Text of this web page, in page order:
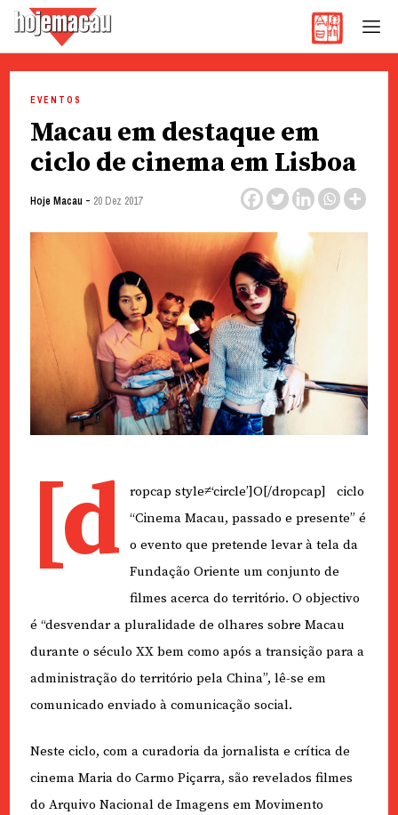
content
EVENTOS
Macau em destaque em
ciclo de cinema em Lisboa
Hoje Macau - 20 Dez 2017
[d
ropcap style≠‘circle’]O[/dropcap] ciclo
“Cinema Macau, passado e presente” é
o evento que pretende levar à tela da
Fundação Oriente um conjunto de
filmes acerca do território. O objectivo
é “desvendar a pluralidade de olhares sobre Macau
durante o século XX bem como após a transição para a
administração do território pela China”, lê-se em
comunicado enviado à comunicação social.
Neste ciclo, com a curadoria da jornalista e crítica de
cinema Maria do Carmo Piçarra, são revelados filmes
do Arquivo Nacional de Imagens em Movimento